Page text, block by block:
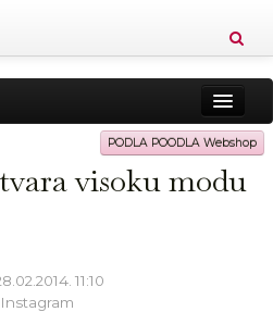
Zdravlje Vitkost
Putovanja Recepti
PODLA POODLA Webshop
visoku modu
11:10